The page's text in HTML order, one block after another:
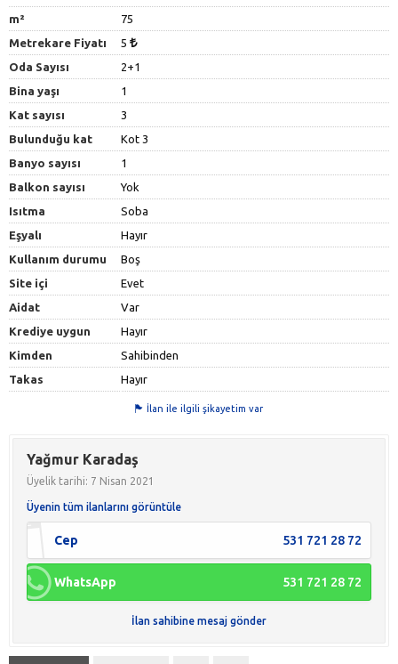
m²
75
Metrekare Fiyatı
5
Oda Sayısı
2+1
Bina yaşı
1
Kat sayısı
3
Bulunduğu kat
Kot 3
Banyo sayısı
1
Balkon sayısı
Yok
Isıtma
Soba
Eşyalı
Hayır
Kullanım durumu
Boş
Site içi
Evet
Aidat
Var
Krediye uygun
Hayır
Kimden
Sahibinden
Takas
Hayır
İlan ile ilgili şikayetim var
Yağmur Karadaş
Üyelik tarihi: 7 Nisan 2021
Üyenin tüm ilanlarını görüntüle
Cep 531 721 28 72
WhatsApp 531 721 28 72
İlan sahibine mesaj gönder